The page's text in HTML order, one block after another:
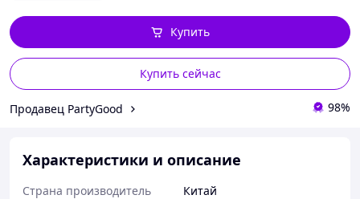
Купить сейчас
Купить
Продавец PartyGood 98%
Характеристики и описание
Страна производитель
Китай